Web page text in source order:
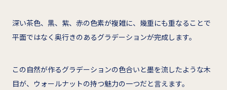
深い茶色、黒、紫、赤の色素が複雑に、幾重にも重なることで
平面ではなく奥行きのあるグラデーションが完成します。
この自然が作るグラデーションの色合いと墨を流したような木
目が、ウォールナットの持つ魅力の一つだと言えます。